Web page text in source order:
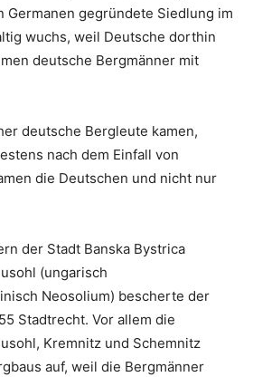
Germanen gegründete Siedlung im
wuchs, weil Deutsche dorthin
deutsche Bergmänner mit
deutsche Bergleute kamen,
nach dem Einfall von
die Deutschen und nicht nur
der Stadt Banska Bystrica
(ungarisch
Neosolium) bescherte der
Stadtrecht. Vor allem die
Kremnitz und Schemnitz
auf, weil die Bergmänner